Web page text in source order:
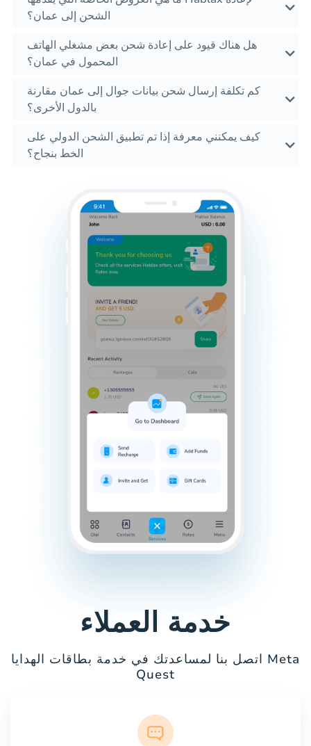
الشحن إلى عمان؟
هل هناك قيود على إعادة شحن بعض مشغلي الهاتف
المحمول في عمان؟
كم تكلفة إرسال شحن بيانات جوال إلى عمان مقارنة
بالدول الأخرى؟
كيف يمكنني معرفة إذا تم تطبيق الشحن الدولي على
الخط بنجاح؟
خدمة العملاء
اتصل بنا لمساعدتك في خدمة بطاقات الهدايا Meta
Quest